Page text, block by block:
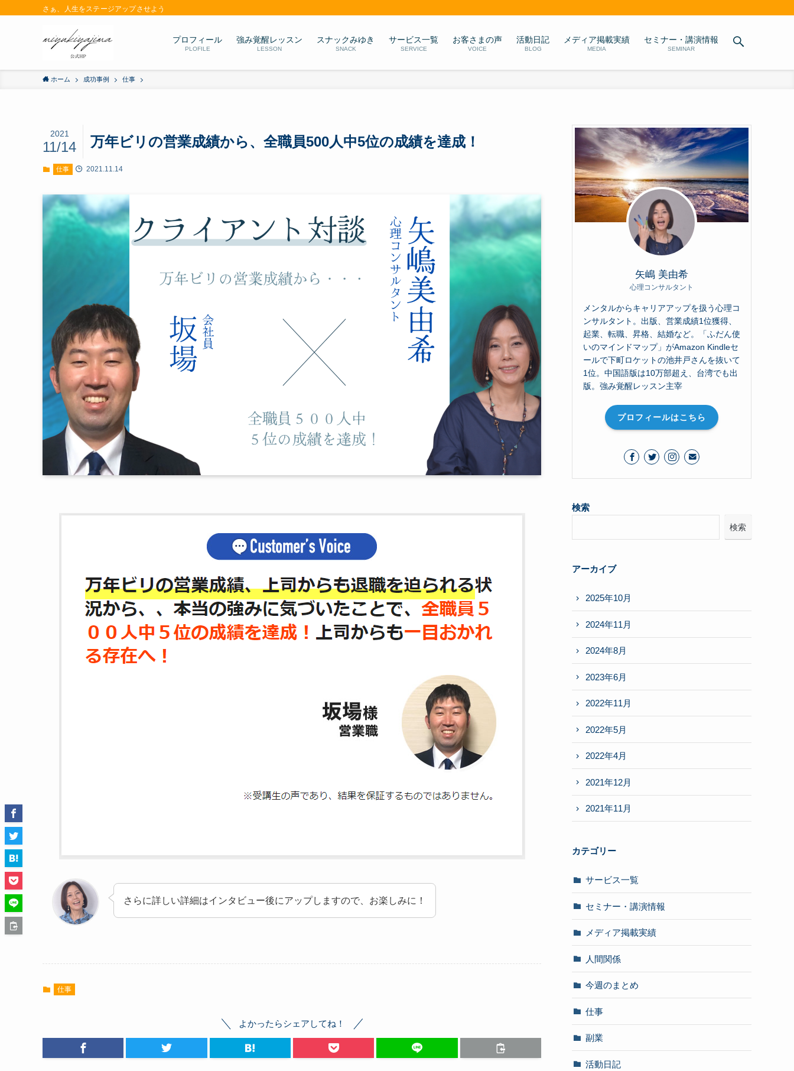
さぁ、人生をステージアップさせよう
プロフィール
PLOFILE
強み覚醒レッスン
LESSON
スナックみゆき
SNACK
サービス一覧
SERVICE
お客さまの声
VOICE
活動日記
BLOG
メディア掲載実績
MEDIA
セミナー・講演情報
SEMINAR
ホーム 成功事例 仕事
万年ビリの営業成績から、全職員500人中5位の成績を達成！
2021
11/14
仕事 2021.11.14
さらに詳しい詳細はインタビュー後にアップしますので、お楽しみに！
仕事
よかったらシェアしてね！
矢嶋 美由希
心理コンサルタント
メンタルからキャリアアップを扱う心理コ
ンサルタント。出版、営業成績1位獲得、
起業、転職、昇格、結婚など。「ふだん使
いのマインドマップ」がAmazon Kindleセ
ールで下町ロケットの池井戸さんを抜いて
1位。中国語版は10万部超え、台湾でも出
版。強み覚醒レッスン主宰
プロフィールはこちら
検索
検索
アーカイブ
2025年10月
2024年11月
2024年8月
2023年6月
2022年11月
2022年5月
2022年4月
2021年12月
2021年11月
カテゴリー
サービス一覧
セミナー・講演情報
メディア掲載実績
人間関係
今週のまとめ
仕事
副業
活動日記